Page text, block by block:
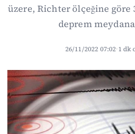
üzere, Richter ölçeğine
deprem
26/11/2022 07:02·1 dk